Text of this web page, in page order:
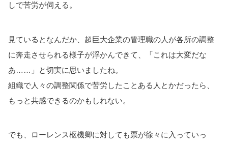
しで苦労が伺える。
見ているとなんだか、超巨大企業の管理職の人が各所の調整
に奔走させられる様子が浮かんできて、「これは大変だな
あ……」と切実に思いましたね。
組織で人々の調整関係で苦労したことある人とかだったら、
もっと共感できるのかもしれない。
でも、ローレンス枢機卿に対しても票が徐々に入っていっ